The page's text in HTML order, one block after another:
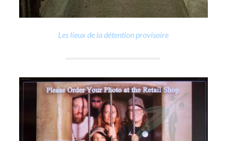
Les lieux de la détention provisoire